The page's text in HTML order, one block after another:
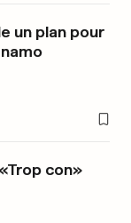
un plan pour
con»